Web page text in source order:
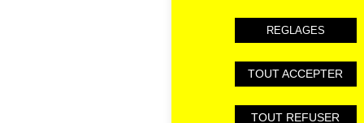
REGLAGES
TOUT ACCEPTER
TOUT REFUSER